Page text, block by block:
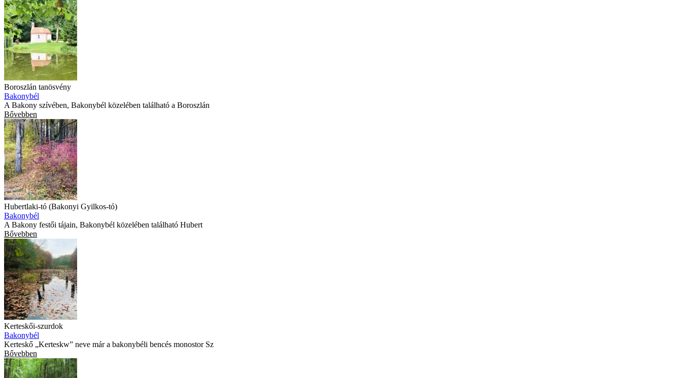
Boroszlán tanösvény
Bakonybél
A Bakony szívében, Bakonybél közelében található a Boroszlán
Bővebben
Hubertlaki-tó (Bakonyi Gyilkos-tó)
Bakonybél
A Bakony festői tájain, Bakonybél közelében található Hubert
Bővebben
Kerteskői-szurdok
Bakonybél
Kerteskő „Kerteskw” neve már a bakonybéli bencés monostor Sz
Bővebben